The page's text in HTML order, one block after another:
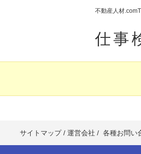
不動産人材
仕事
サイトマップ/ 運営会社 / 各種お問い